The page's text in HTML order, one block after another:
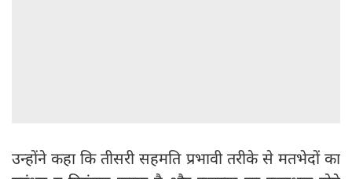
उन्होंने कहा कि तीसरी सहमति प्रभावी तरीके से मतभेदों का